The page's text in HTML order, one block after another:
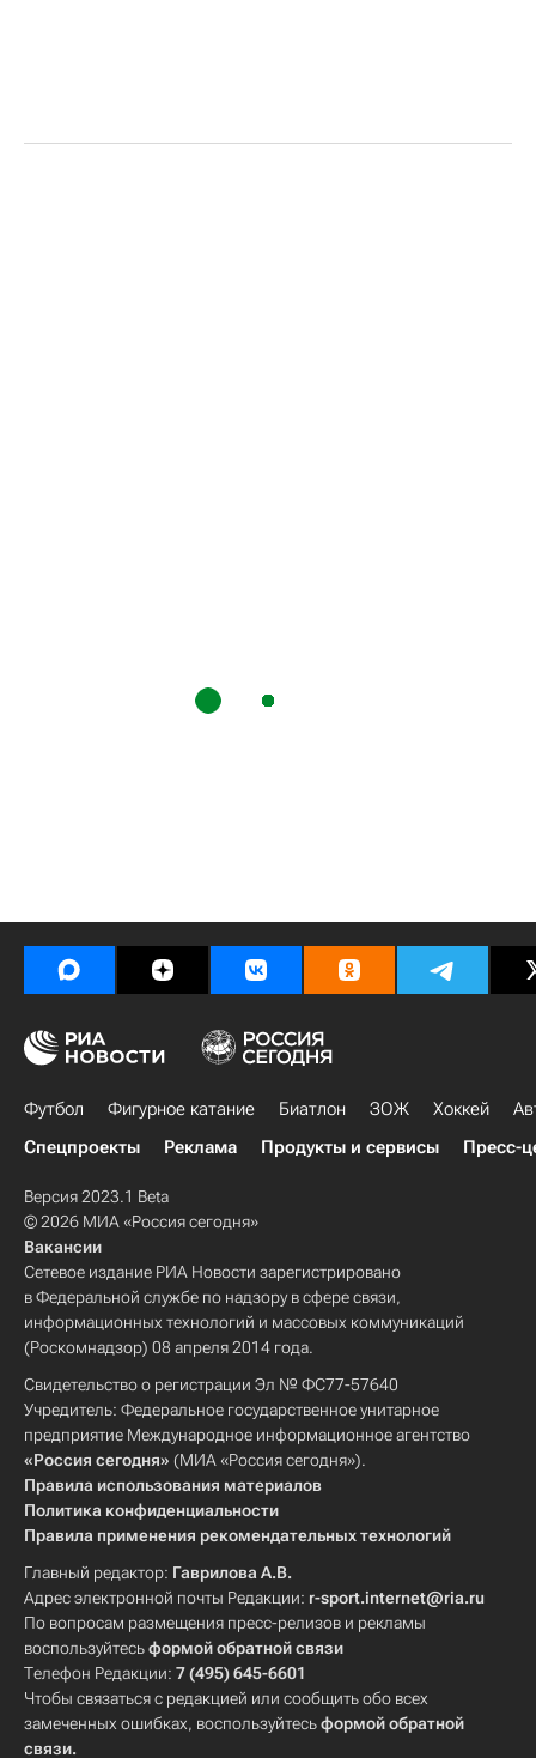
Футбол Фигурное катание Биатлон ЗОЖ Хоккей
Спецпроекты
Реклама Продукты и сервисы Пресс-
Версия 2023.1 Beta
© 2026 МИА «Россия сегодня»
Вакансии
Сетевое издание РИА Новости зарегистрировано
в Федеральной службе по надзору в сфере связи,
информационных технологий и массовых коммуникаций
(Роскомнадзор) 08 апреля 2014 года.
Свидетельство о регистрации Эл № ФС77-57640
Учредитель: Федеральное государственное унитарное
предприятие Международное информационное агентство
«Россия сегодня» (МИА «Россия сегодня»).
Правила использования материалов
Политика конфиденциальности
Правила применения рекомендательных технологий
Главный редактор: Гаврилова А.В.
Адрес электронной почты Редакции: r-sport.internet@ria.ru
По вопросам размещения пресс-релизов и рекламы
воспользуйтесьформой обратной связи
Телефон Редакции: 7 (495) 645-6601
Чтобы связаться с редакцией или сообщить обо всех
замеченных ошибках, воспользуйтесьформой обратной
связи.